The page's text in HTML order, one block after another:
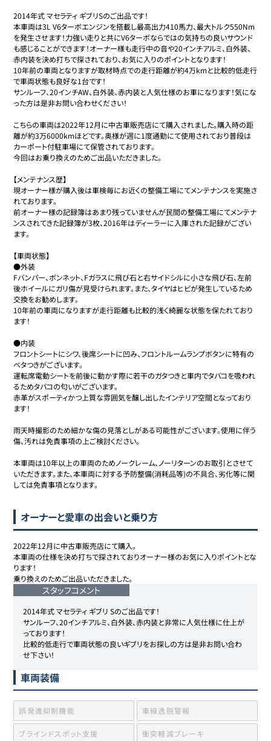
2014年式 マセラティ ギブリSのご出品です！
本車両は3L V6ターボエンジンを搭載し最高出力410馬力、最大トルク550Nm
を発生させます！力強い走りと共にV6ターボならではの気持ちの良いサウンド
も感じることができます！オーナー様も走行中の音や20インチアルミ、白外装、
赤内装を決め打ちで探されており、お気に入りのポイントとなります！
10年前の車両となりますが取材時点での走行距離が約4万kmと比較的低走行
で車両状態も良好な1台です！
サンルーフ、20インチAW、白外装、赤内装と人気仕様のお車になります！気にな
った方は是非お問い合わせください！
こちらの車両は2022年12月に中古車販売店にて購入されました。購入時の距
離が約3万6000kmほどです。奥様が週に1度通勤にて使用されており普段は
カーポート付駐車場にて保管されております。
今回はお乗り換えのためご出品いただきました。
【メンテナンス歴】
現オーナー様が購入後は車検毎にお近くの整備工場にてメンテナンスを実施さ
れております。
前オーナー様の記録簿はあまり残っていませんが民間の整備工場にてメンテナ
ンスされてきた記録簿が3枚、2016年はディーラーに入庫された記録がござい
ます。
【車両状態】
●外装
Fバンパー、ボンネット、Fガラスに飛び石と右サイドシルに小さな飛び石、左前
後ホイールにガリ傷が見受けられます。また、タイヤはヒビが発生しているため
交換をお勧めします。
10年前の車両になりますが走行距離も比較的浅く綺麗な状態を保たれており
ます！
●内装
フロントシートにシワ、後席シートに凹み、フロントルームランプボタンに特有の
ベタつきがございます。
運転席電動シートを前後に動かす際に若干のガタつきと車内でタバコを吸われ
るためタバコの匂いがございます。
赤革がスポーティかつ上質な雰囲気を醸し出したインテリア空間となっており
ます！
雨天時撮影のため細かな傷の見落としがある可能性がございます。使用に伴う
傷、汚れは免責事項の上ご検討ください。
本車両は10年以上の車両のためノークレーム、ノーリターンのお取引とさせて
いただきます。また、本車両に対する予防整備(消耗品等)の不具合、劣化等に関
しては免責事項となります。
オーナーと愛車の出会いと乗り方
2022年12月に中古車販売店にて購入。
本車両の仕様を決め打ちで探されておりオーナー様のお気に入りポイントとな
ります！
乗り換えのためご出品いただきました。
スタッフコメント
2014年式 マセラティ ギブリ Sのご出品です！
サンルーフ、20インチアルミ、白外装、赤内装と非常に人気仕様に仕上が
っております！
比較的低走行で車両状態の良いギブリをお探しの方は是非お問い合わ
せ下さい！
車両装備
誤発進抑制機能 車線逸脱警報
ブラインドスポット支援 衝突軽減ブレーキ